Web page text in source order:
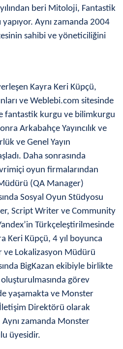
beri Mitoloji, Fantastik
yapıyor. Aynı zamanda 2004
sahibi ve yöneticiliğini
Kayra Keri Küpçü,
ve Weblebi.com sitesinde
fantastik kurgu ve bilimkurgu
Arkabahçe Yayıncılık ve
ve Genel Yayın
Daha sonrasında
oyun firmalarından
(QA Manager)
Sosyal Oyun Stüdyosu
Script Writer ve Community
Türkçeleştirilmesinde
Keri Küpçü, 4 yıl boyunca
ve Lokalizasyon Müdürü
BigKazan ekibiyle birlikte
görev
yaşamakta ve Monster
Direktörü olarak
zamanda Monster
üyesidir.